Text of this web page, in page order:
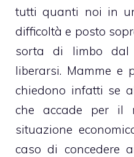
tutti quanti noi in
difficoltà e posto
sorta di limbo dal
liberarsi. Mamme
chiedono infatti se
che accade per il
situazione
caso di concedere